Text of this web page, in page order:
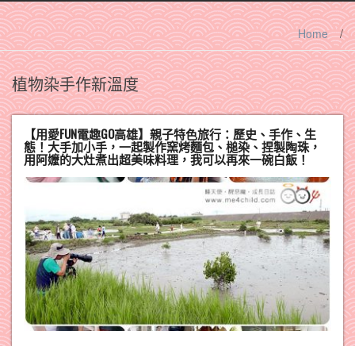
Home /
植物染手作新溫度
【用愛FUN電趣GO高雄】親子特色旅行：歷史、手作、生
態！大手加小手，一起製作窯烤麵包、槌染、捏製陶珠，
用阿嬤的大灶煮出超美味料理，我可以再來一碗白飯！